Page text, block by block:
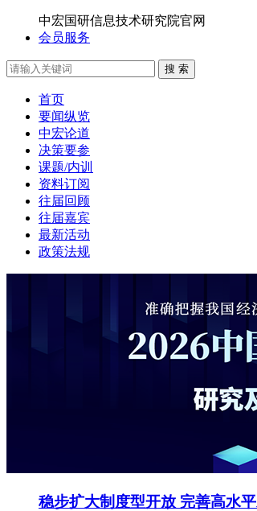
中宏国研信息技术研究院官网
会员服务
搜 索
首页
要闻纵览
中宏论道
决策要参
课题/内训
资料订阅
往届回顾
往届嘉宾
最新活动
政策法规
稳步扩大制度型开放 完善高水